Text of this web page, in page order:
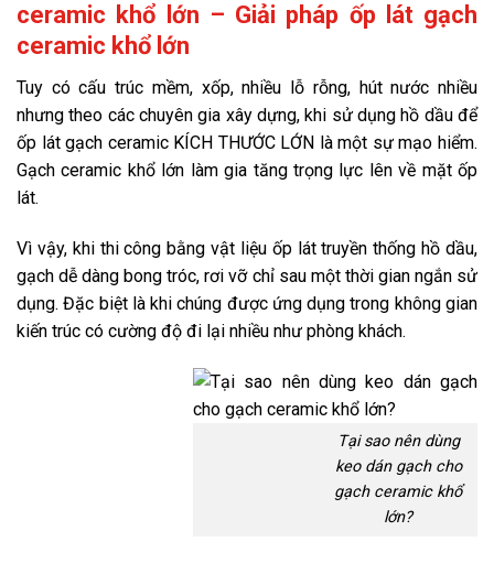
ceramic khổ lớn – Giải pháp ốp lát gạch
ceramic khổ lớn
Tuy có cấu trúc mềm, xốp, nhiều lỗ rỗng, hút nước nhiều
nhưng theo các chuyên gia xây dựng, khi sử dụng hồ dầu để
ốp lát gạch ceramic KÍCH THƯỚC LỚN là một sự mạo hiểm.
Gạch ceramic khổ lớn làm gia tăng trọng lực lên về mặt ốp
lát.
Vì vậy, khi thi công bằng vật liệu ốp lát truyền thống hồ dầu,
gạch dễ dàng bong tróc, rơi vỡ chỉ sau một thời gian ngắn sử
dụng. Đặc biệt là khi chúng được ứng dụng trong không gian
kiến trúc có cường độ đi lại nhiều như phòng khách.
Tại sao nên dùng
keo dán gạch cho
gạch ceramic khổ
lớn?